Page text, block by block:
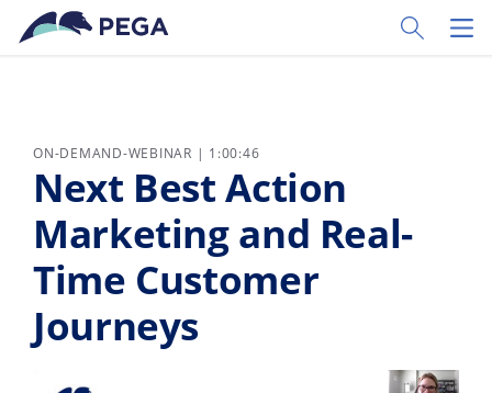
Zum Hauptinhalt wechseln
Toggle
ON-DEMAND-WEBINAR | 1:00:46
Next Best Action
Marketing and Real-
Time Customer
Journeys